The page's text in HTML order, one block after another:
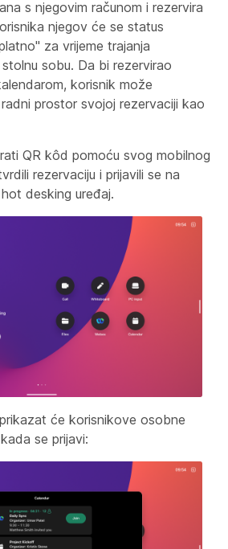
s njegovim računom i rezervira
njegov će se status
za vrijeme trajanja
sobu. Da bi rezervirao
korisnik može
prostor svojoj rezervaciji kao
QR kôd pomoću svog mobilnog
rezervaciju i prijavili se na
desking uređaj.
će korisnikove osobne
se prijavi: